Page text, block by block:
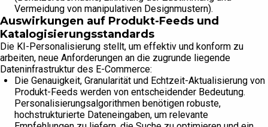
Vermeidung von manipulativen Designmustern).
Auswirkungen auf Produkt-Feeds und
Katalogisierungsstandards
Die KI-Personalisierung stellt, um effektiv und konform zu
arbeiten, neue Anforderungen an die zugrunde liegende
Dateninfrastruktur des E-Commerce:
Die Genauigkeit, Granularität und Echtzeit-Aktualisierung von
Produkt-Feeds werden von entscheidender Bedeutung.
Personalisierungsalgorithmen benötigen robuste,
hochstrukturierte Dateneingaben, um relevante